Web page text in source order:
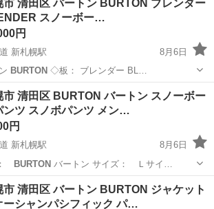
市 清田区 バートン BURTON ブレンダー
スノーボー…
円
新札幌駅
8月6日
ン BURTON ◇板： ブレンダー BL…
札幌駅 スノーボード BURTON
市 清田区 BURTON バートン スノーボー
ンツ スノボパンツ メン…
円
新札幌駅
8月6日
：
BURTON バートン サイズ： Ｌサイ…
札幌駅 スノーボード
市 清田区 バートン BURTON ジャケット
ーシャンパシフィック パ…